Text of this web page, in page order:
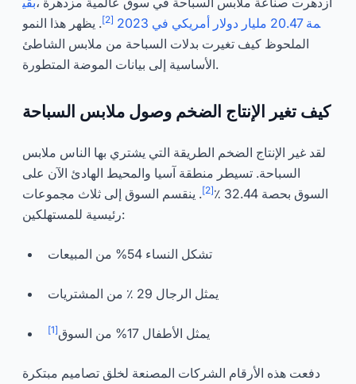
مة 20.47 مليار دولار أمريكي في 2023
[2]
. يظهر هذا النمو
الملحوظ كيف تغيرت بدلات السباحة من ملابس الشاطئ
الأساسية إلى بيانات الموضة المتطورة.
كيف تغير الإنتاج الضخم وصول ملابس السباحة
لقد غير الإنتاج الضخم الطريقة التي يشتري بها الناس ملابس
السباحة. تسيطر منطقة آسيا والمحيط الهادئ الآن على
السوق بحصة 32.44 ٪
[2]
. ينقسم السوق إلى ثلاث مجموعات
رئيسية للمستهلكين:
تشكل النساء 54% من المبيعات
يمثل الرجال 29 ٪ من المشتريات
يمثل الأطفال 17% من السوق [1]
دفعت هذه الأرقام الشركات المصنعة لخلق تصاميم مبتكرة